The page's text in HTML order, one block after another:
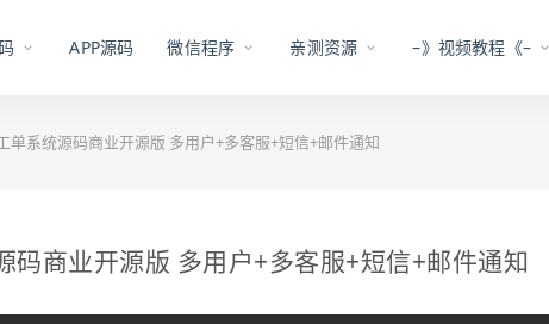
APP源码 微信程序 亲测资源 –》视频教程《–
单系统源码商业开源版 多用户+多客服+短信+邮件通知
商业开源版 多用户+多客服+短信+邮件通知